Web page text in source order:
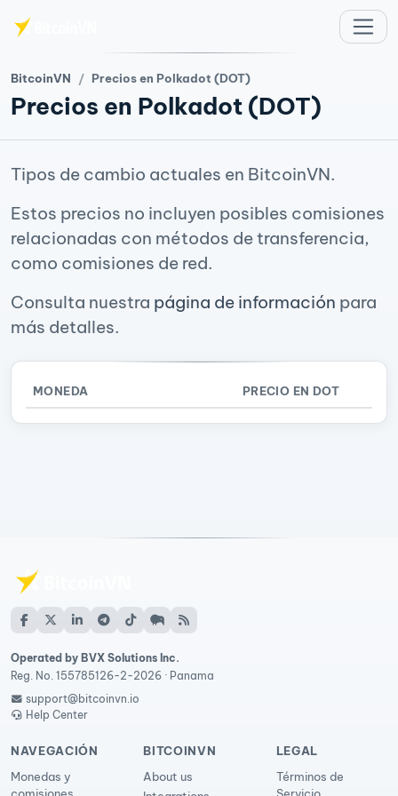
BitcoinVN Precios en Polkadot (DOT)
Precios en Polkadot (DOT)
Tipos de cambio actuales en BitcoinVN.
Estos precios no incluyen posibles comisiones
relacionadas con métodos de transferencia,
como comisiones de red.
Consulta nuestra página de información para
más detalles.
MONEDA PRECIO EN DOT
Operated by BVX Solutions Inc.
Reg. No. 155785126-2-2026 · Panama
support@bitcoinvn.io
Help Center
NAVEGACIÓN
Monedas y
BITCOINVN
About us
LEGAL
Términos de